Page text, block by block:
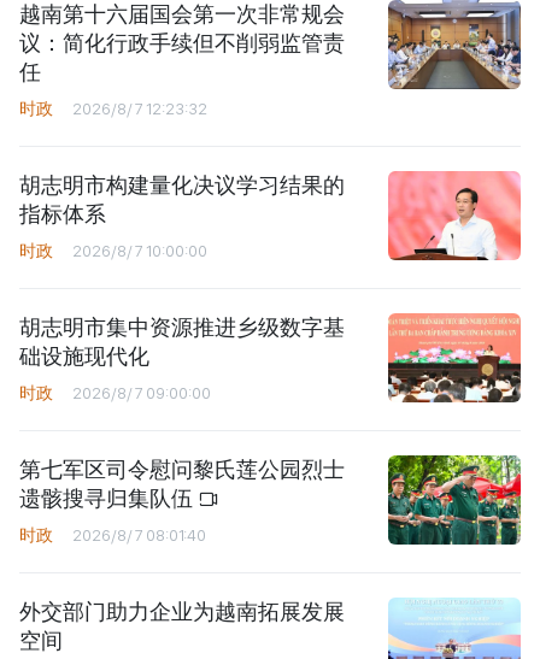
越南第十六届国会第一次非常规会
议：简化行政手续但不削弱监管责
任
时政 2026/8/7 12:23:32
胡志明市构建量化决议学习结果的
指标体系
时政 2026/8/7 10:00:00
胡志明市集中资源推进乡级数字基
础设施现代化
时政 2026/8/7 09:00:00
第七军区司令慰问黎氏莲公园烈士
遗骸搜寻归集队伍
时政 2026/8/7 08:01:40
外交部门助力企业为越南拓展发展
空间